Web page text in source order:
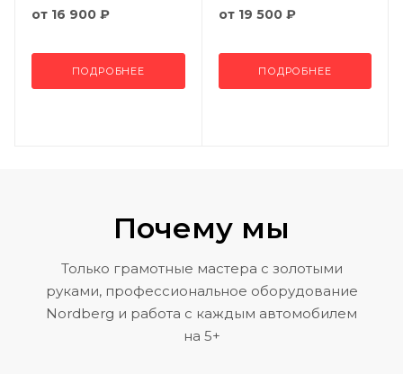
от 16 900 ₽
ПОДРОБНЕЕ
от 19 500 ₽
ПОДРОБНЕЕ
Почему мы
Только грамотные мастера с золотыми
руками, профессиональное оборудование
Nordberg и работа с каждым автомобилем
на 5+